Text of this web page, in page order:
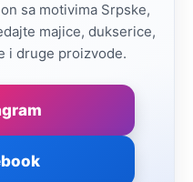
sa motivima Srpske,
majice, dukserice,
i druge proizvode.